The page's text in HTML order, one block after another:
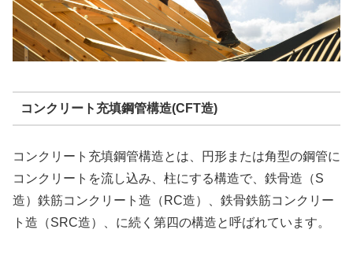
コンクリート充填鋼管構造(CFT造)
コンクリート充填鋼管構造とは、円形または角型の鋼管に
コンクリートを流し込み、柱にする構造で、鉄骨造（S
造）鉄筋コンクリート造（RC造）、鉄骨鉄筋コンクリー
ト造（SRC造）、に続く第四の構造と呼ばれています。